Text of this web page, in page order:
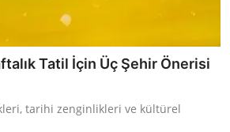
Tatil İçin Üç Şehir Önerisi
tarihi zenginlikleri ve kültürel